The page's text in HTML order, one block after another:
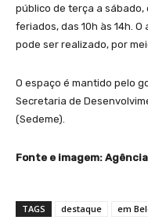
público de terça a sábado,
feriados, das 10h às 14h.
pode ser realizado, por
O espaço é mantido pelo
Secretaria de
(Sedeme).
Fonte e imagem:
TAGS destaque em